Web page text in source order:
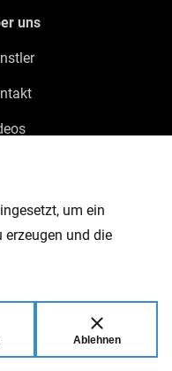
um ein
erzeugen und die
Ablehnen
uns